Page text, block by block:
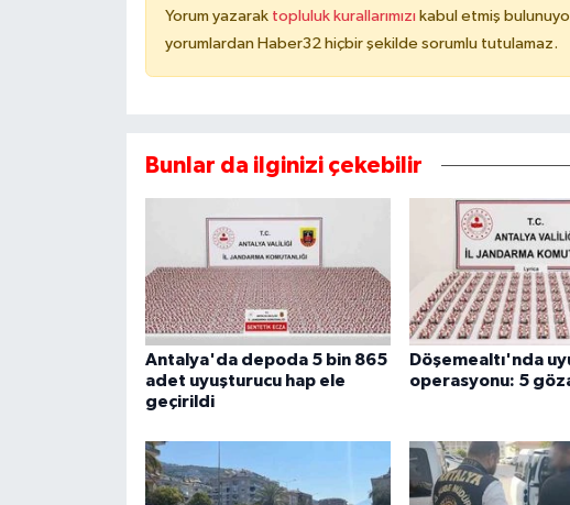
Yorum yazarak topluluk kurallarımızı kabul etmiş
yorumlardan Haber32 hiçbir şekilde sorumlu tutulamaz.
Bunlar da ilginizi çekebilir
Antalya'da depoda 5 bin 865
adet uyuşturucu hap ele
geçirildi
Döşemealtı'nda
operasyonu: 5